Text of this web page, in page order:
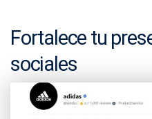
Fortalece tu
sociales